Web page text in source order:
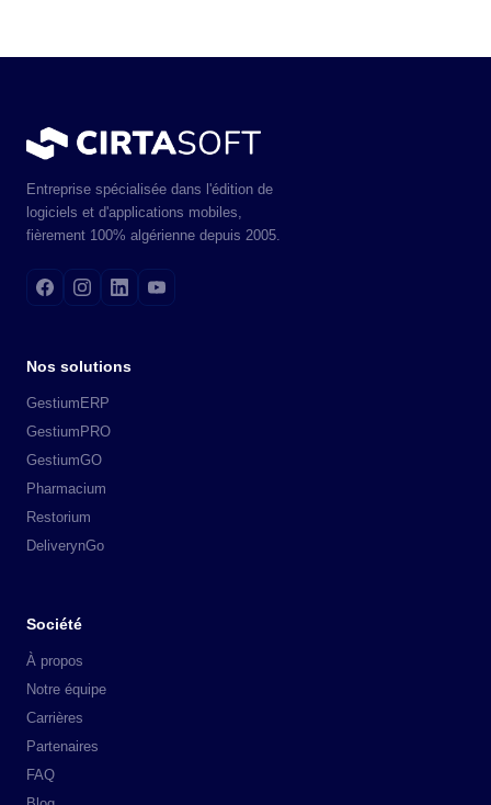
Entreprise spécialisée dans l'édition de
logiciels et d'applications mobiles,
fièrement 100% algérienne depuis 2005.
Nos solutions
GestiumERP
GestiumPRO
GestiumGO
Pharmacium
Restorium
DeliverynGo
Société
À propos
Notre équipe
Carrières
Partenaires
FAQ